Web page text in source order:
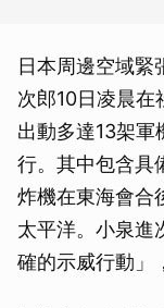
日本周邊空域緊
次郎10日凌晨
出動多達13架軍
行。其中包含具
炸機在東海會合
太平洋。小泉進
確的示威行動」